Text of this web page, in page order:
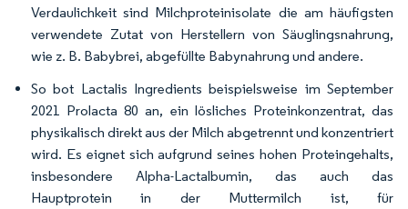
Verdaulichkeit sind Milchproteinisolate die am häufigsten
verwendete Zutat von Herstellern von Säuglingsnahrung,
wie z. B. Babybrei, abgefüllte Babynahrung und andere.
So bot Lactalis Ingredients beispielsweise im September
2021 Prolacta 80 an, ein lösliches Proteinkonzentrat, das
physikalisch direkt aus der Milch abgetrennt und konzentriert
wird. Es eignet sich aufgrund seines hohen Proteingehalts,
insbesondere Alpha-Lactalbumin, das auch das
Hauptprotein in der Muttermilch ist, für